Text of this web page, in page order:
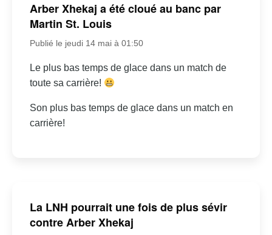
Arber Xhekaj a été cloué au banc par
Martin St. Louis
Publié le jeudi 14 mai à 01:50
Le plus bas temps de glace dans un match de
toute sa carrière!
Son plus bas temps de glace dans un match en
carrière!
La LNH pourrait une fois de plus sévir
contre Arber Xhekaj